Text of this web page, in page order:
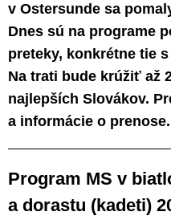
v Ostersunde sa
Dnes sú na programe
preteky, konkrétne tie
Na trati bude krúžiť až
najlepších Slovákov.
a informácie o prenose.
Program MS v
a dorastu (kadeti)